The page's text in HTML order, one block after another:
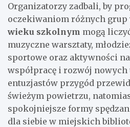
Organizatorzy zadbali, by
oczekiwaniom różnych grup
wieku szkolnym mogą
muzyczne warsztaty,
sportowe oraz aktywności
współpracę i rozwój nowych
entuzjastów przygód
świeżym powietrzu,
spokojniejsze formy
dla siebie w miejskich